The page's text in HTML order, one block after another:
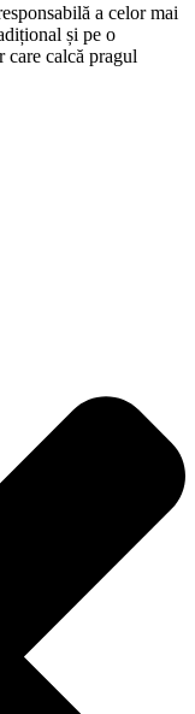
a celor mai
și pe o
care calcă pragul